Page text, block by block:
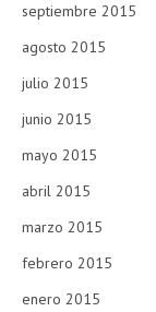
septiembre 2015
agosto 2015
julio 2015
junio 2015
mayo 2015
abril 2015
marzo 2015
febrero 2015
enero 2015